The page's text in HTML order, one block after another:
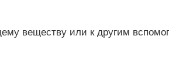
веществу или к другим